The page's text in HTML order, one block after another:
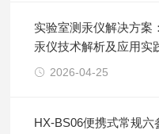
实验室测汞仪解决方案
汞仪技术解析及应用实
2026-04-25
HX-BS06便携式常规